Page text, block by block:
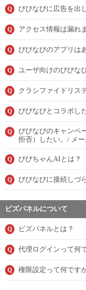
Q びびなびに広告を出
Q アクセス情報は漏れ
Q びびなびのアプリは
Q ユーザ向けのびびな
Q クラシファイドリス
Q びびなびとコラボし
Q
びびなびのキャンペ
拒否）したい。/ メー
Q びびちゃんAIとは？
Q びびなびに接続しづ
ビズパネルについて
Q ビズパネルとは？
Q 代理ログインって何
Q 権限設定って何です